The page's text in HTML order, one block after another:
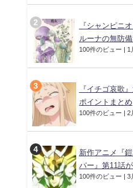
『シャンピニ
ルーナの無防備
100件のビュー | 1
『イチゴ哀歌
ポイントまとめ
100件のビュー | 2
新作アニメ『
パー』第11話が
100件のビュー | 3